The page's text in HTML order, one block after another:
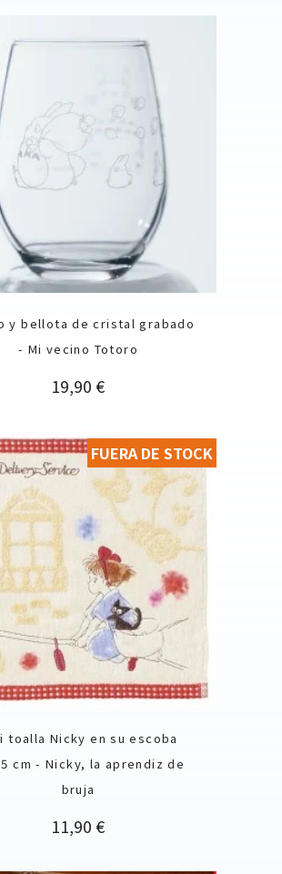
y bellota de cristal grabado
- Mi vecino Totoro
Precio
19,90 €
toalla Nicky en su escoba
cm - Nicky, la aprendiz de
bruja
Precio
11,90 €
FUERA DE STOCK